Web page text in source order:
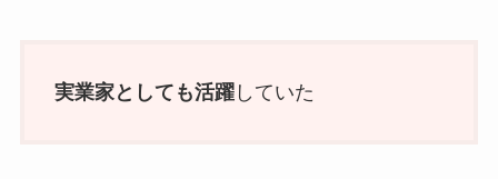
実業家としても活躍していた